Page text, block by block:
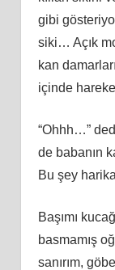
gibi
siki… Açık
kan
içinde
“Ohhh…”
de babanın
Bu şey
Başımı
basmamış
sanırım,